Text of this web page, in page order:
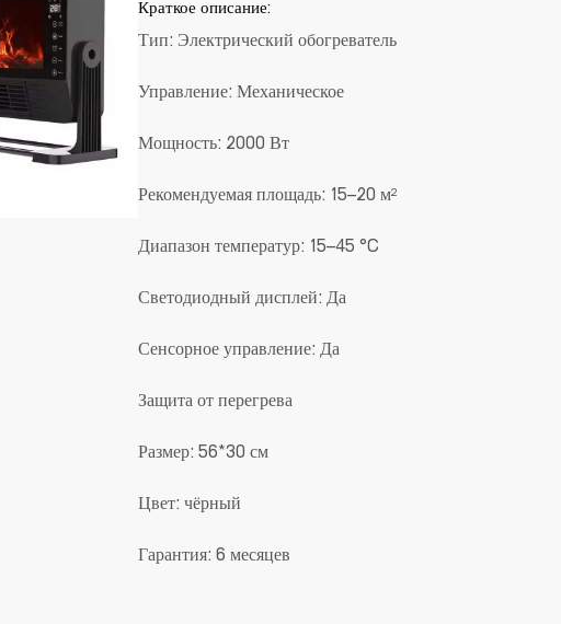
Краткое описание:
Тип: Электрический обогреватель
Управление: Механическое
Мощность: 2000 Вт
Рекомендуемая площадь: 15–20 м²
Диапазон температур: 15–45 °C
Светодиодный дисплей: Да
Сенсорное управление: Да
Защита от перегрева
Размер: 56*30 см
Цвет: чёрный
Гарантия: 6 месяцев